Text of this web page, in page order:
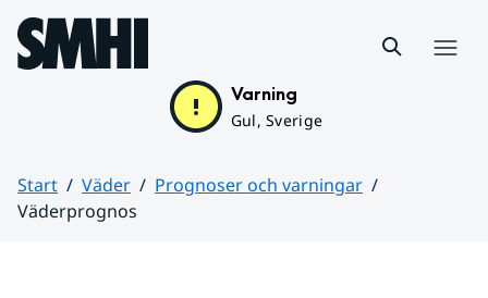
Hoppa till sidans innehåll
Varning
Gul, Sverige
Start Väder
Prognoser och varningar
Väderprognos